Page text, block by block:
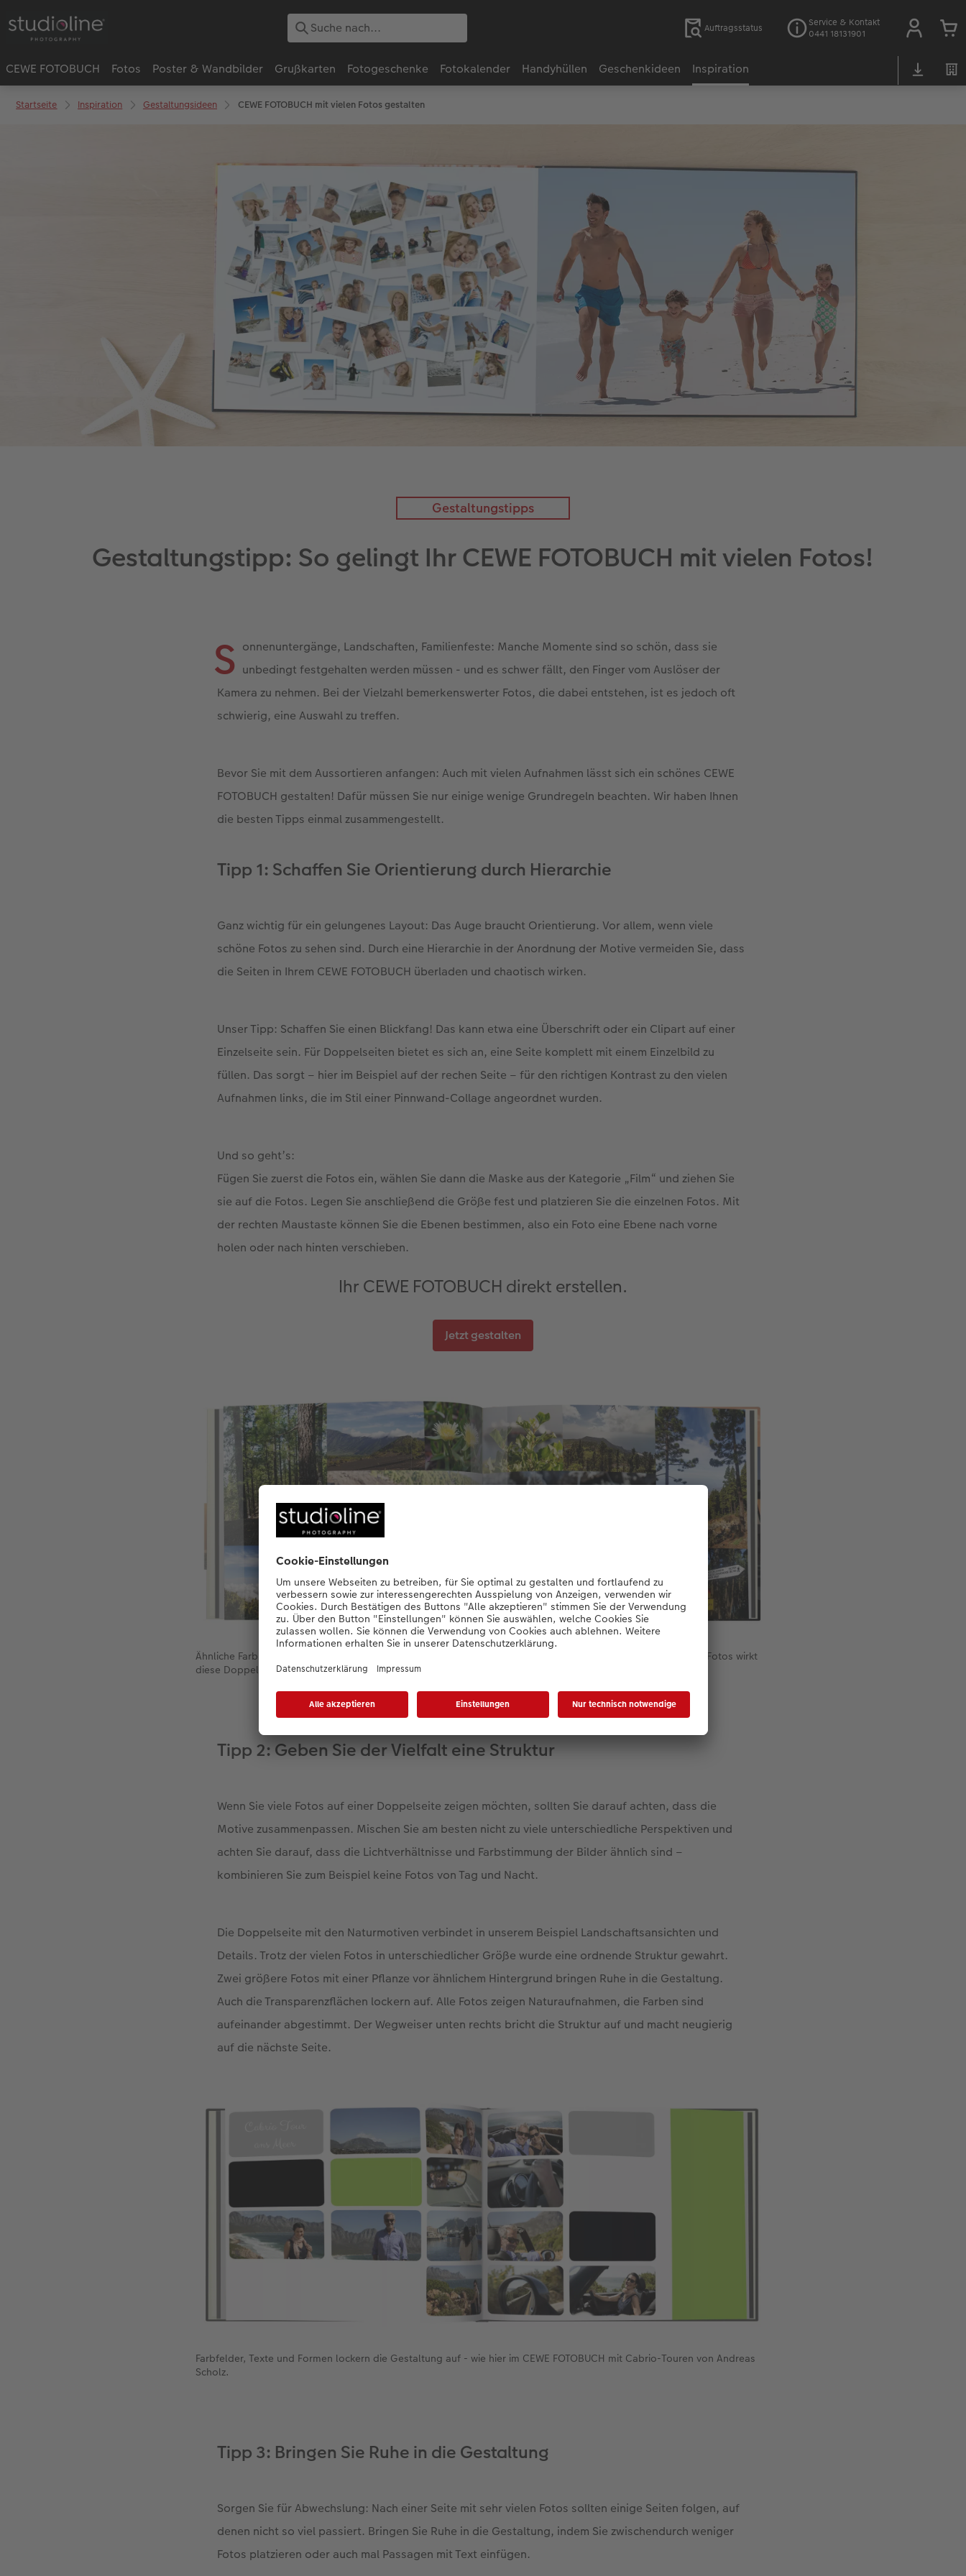
Auftragsstatus
Service & Kontakt
0441 18131901
CEWE FOTOBUCH Fotos Poster & Wandbilder Grußkarten Fotogeschenke Fotokalender Handyhüllen Geschenkideen Inspiration
Startseite Inspiration Gestaltungsideen CEWE FOTOBUCH mit vielen Fotos gestalten
Gestaltungstipps
Gestaltungstipp: So gelingt Ihr CEWE FOTOBUCH mit vielen Fotos!
S onnenuntergänge, Landschaften, Familienfeste: Manche Momente sind so schön, dass sie
unbedingt festgehalten werden müssen - und es schwer fällt, den Finger vom Auslöser der
Kamera zu nehmen. Bei der Vielzahl bemerkenswerter Fotos, die dabei entstehen, ist es jedoch oft
schwierig, eine Auswahl zu treffen.
Bevor Sie mit dem Aussortieren anfangen: Auch mit vielen Aufnahmen lässt sich ein schönes CEWE
FOTOBUCH gestalten! Dafür müssen Sie nur einige wenige Grundregeln beachten. Wir haben Ihnen
die besten Tipps einmal zusammengestellt.
Tipp 1: Schaffen Sie Orientierung durch Hierarchie
Ganz wichtig für ein gelungenes Layout: Das Auge braucht Orientierung. Vor allem, wenn viele
schöne Fotos zu sehen sind. Durch eine Hierarchie in der Anordnung der Motive vermeiden Sie, dass
die Seiten in Ihrem CEWE FOTOBUCH überladen und chaotisch wirken.
Unser Tipp: Schaffen Sie einen Blickfang! Das kann etwa eine Überschrift oder ein Clipart auf einer
Einzelseite sein. Für Doppelseiten bietet es sich an, eine Seite komplett mit einem Einzelbild zu
füllen. Das sorgt – hier im Beispiel auf der rechen Seite – für den richtigen Kontrast zu den vielen
Aufnahmen links, die im Stil einer Pinnwand-Collage angeordnet wurden.
Und so geht’s:
Fügen Sie zuerst die Fotos ein, wählen Sie dann die Maske aus der Kategorie „Film“ und ziehen Sie
sie auf die Fotos. Legen Sie anschließend die Größe fest und platzieren Sie die einzelnen Fotos. Mit
der rechten Maustaste können Sie die Ebenen bestimmen, also ein Foto eine Ebene nach vorne
holen oder nach hinten verschieben.
Ihr CEWE FOTOBUCH direkt erstellen.
Jetzt gestalten
Ähnliche Farb- und Lichtverhältnisse, feine Transparenzflächen, ordnende Struktur: Trotz vieler verschiedener Fotos wirkt
diese Doppelseite harmonisch.
Tipp 2: Geben Sie der Vielfalt eine Struktur
Wenn Sie viele Fotos auf einer Doppelseite zeigen möchten, sollten Sie darauf achten, dass die
Motive zusammenpassen. Mischen Sie am besten nicht zu viele unterschiedliche Perspektiven und
achten Sie darauf, dass die Lichtverhältnisse und Farbstimmung der Bilder ähnlich sind –
kombinieren Sie zum Beispiel keine Fotos von Tag und Nacht.
Die Doppelseite mit den Naturmotiven verbindet in unserem Beispiel Landschaftsansichten und
Details. Trotz der vielen Fotos in unterschiedlicher Größe wurde eine ordnende Struktur gewahrt.
Zwei größere Fotos mit einer Pflanze vor ähnlichem Hintergrund bringen Ruhe in die Gestaltung.
Auch die Transparenzflächen lockern auf. Alle Fotos zeigen Naturaufnahmen, die Farben sind
aufeinander abgestimmt. Der Wegweiser unten rechts bricht die Struktur auf und macht neugierig
auf die nächste Seite.
Farbfelder, Texte und Formen lockern die Gestaltung auf - wie hier im CEWE FOTOBUCH mit Cabrio-Touren von Andreas
Scholz.
Tipp 3: Bringen Sie Ruhe in die Gestaltung
Sorgen Sie für Abwechslung: Nach einer Seite mit sehr vielen Fotos sollten einige Seiten folgen, auf
denen nicht so viel passiert. Bringen Sie Ruhe in die Gestaltung, indem Sie zwischendurch weniger
Fotos platzieren oder auch mal Passagen mit Text einfügen.